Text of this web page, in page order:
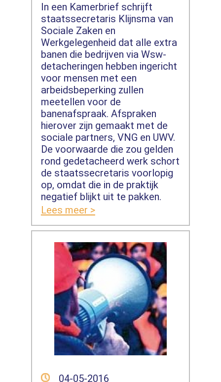
In een Kamerbrief schrijft
staatssecretaris Klijnsma van
Sociale Zaken en
Werkgelegenheid dat alle extra
banen die bedrijven via Wsw-
detacheringen hebben ingericht
voor mensen met een
arbeidsbeperking zullen
meetellen voor de
banenafspraak. Afspraken
hierover zijn gemaakt met de
sociale partners, VNG en UWV.
De voorwaarde die zou gelden
rond gedetacheerd werk schort
de staatssecretaris voorlopig
op, omdat die in de praktijk
negatief blijkt uit te pakken.
Lees meer >
04-05-2016